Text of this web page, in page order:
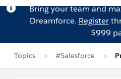
Bring your team and
Dreamforce. Register
$999
Topics #Salesforce